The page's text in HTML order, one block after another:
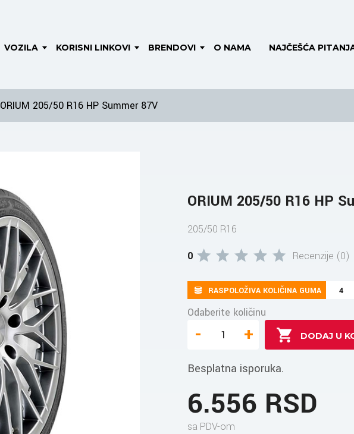
VOZILA KORISNI LINKOVI BRENDOVI O NAMA NAJČEŠĆA
ORIUM 205/50 R16 HP Summer 87V
ORIUM 205/50 R16 HP
205/50 R16
0
Recenzije (0)
RASPOLOŽIVA KOLIČINA GUMA 4
Odaberite količinu
- +
Besplatna isporuka.
6.556 RSD
sa PDV-om